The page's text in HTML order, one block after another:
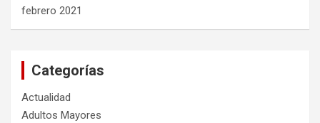
febrero 2021
Categorías
Actualidad
Adultos Mayores